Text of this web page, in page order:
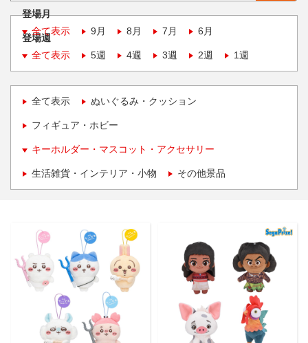
登場月
全て表示
9月 8月 7月 6月
登場週
全て表示
5週 4週 3週 2週 1週
全て表示 ぬいぐるみ・クッション
フィギュア・ホビー
キーホルダー・マスコット・アクセサリー
生活雑貨・インテリア・小物 その他景品